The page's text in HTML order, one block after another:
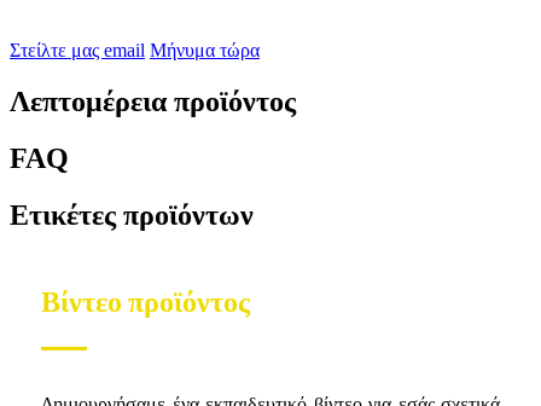
Στείλτε μας email Μήνυμα τώρα
Λεπτομέρεια προϊόντος
FAQ
Ετικέτες προϊόντων
Βίντεο προϊόντος